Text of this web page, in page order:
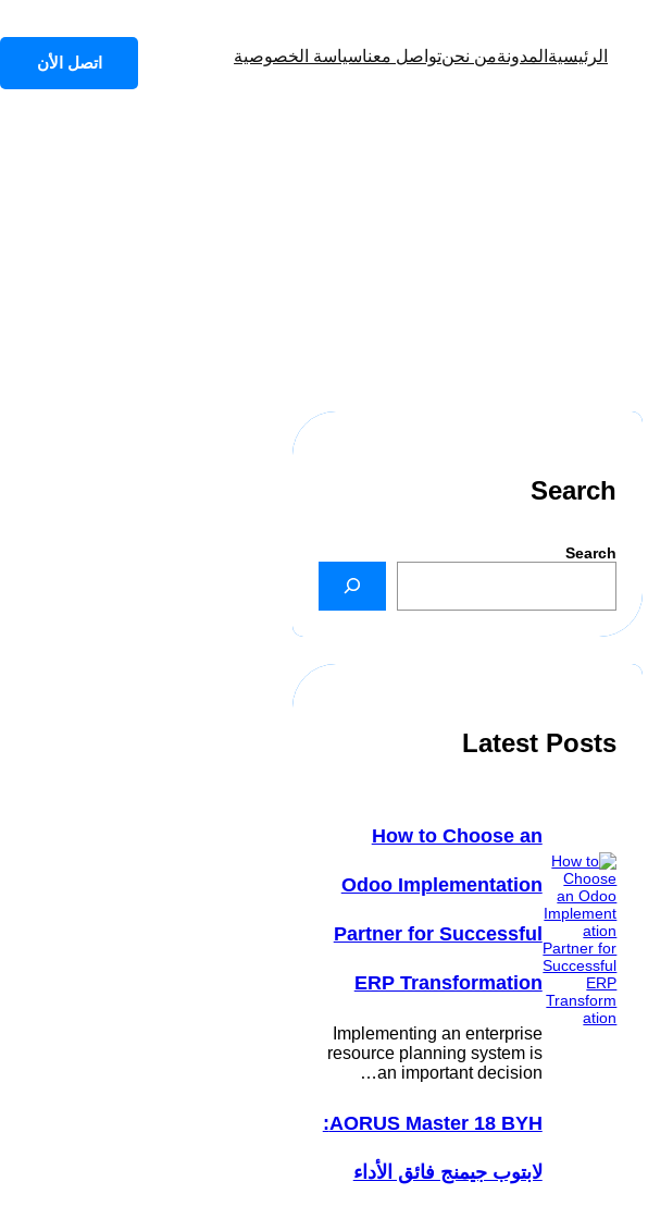
الرئيسية المدونةمن نحنتواصل معناسياسة الخصوصية اتصل الأن
Search
Search
Latest Posts
How to Choose an
Odoo Implementation
Partner for Successful
ERP Transformation
Implementing an enterprise
resource planning system is
an important decision…
AORUS Master 18 BYH:
لابتوب جيمنج فائق الأداء